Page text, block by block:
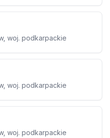
woj. podkarpackie
woj. podkarpackie
woj. podkarpackie